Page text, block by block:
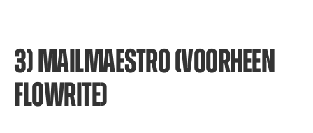
3) MAILMAESTRO (VOORHEEN
FLOWRITE)